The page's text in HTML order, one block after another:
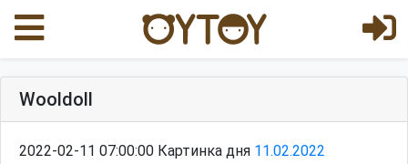
Wooldoll
2022-02-11 07:00:00 Картинка дня 11.02.2022